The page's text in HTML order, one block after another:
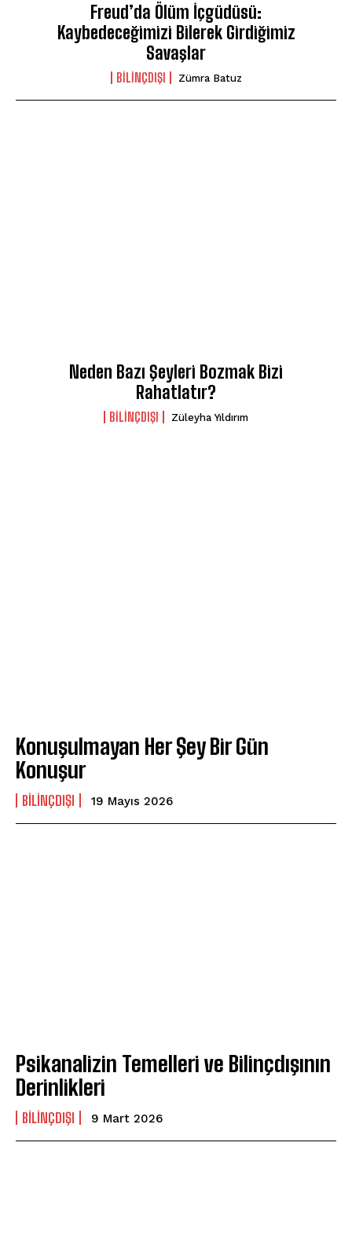
Freud’da Ölüm İçgüdüsü:
Kaybedeceğimizi Bilerek Girdiğimiz
Savaşlar
BILINÇDIŞI Zümra Batuz
Neden Bazı Şeyleri Bozmak Bizi
Rahatlatır?
BILINÇDIŞI Züleyha Yıldırım
Konuşulmayan Her Şey Bir Gün
Konuşur
BILINÇDIŞI 19 Mayıs 2026
Psikanalizin Temelleri ve Bilinçdışının
Derinlikleri
BILINÇDIŞI 9 Mart 2026